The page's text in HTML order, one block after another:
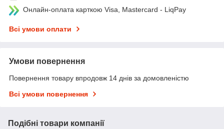
Онлайн-оплата карткою Visa, Mastercard - LiqPay
Всі умови оплати
Умови повернення
Повернення товару впродовж 14 днів за домовленістю
Всі умови повернення
Подібні товари компанії